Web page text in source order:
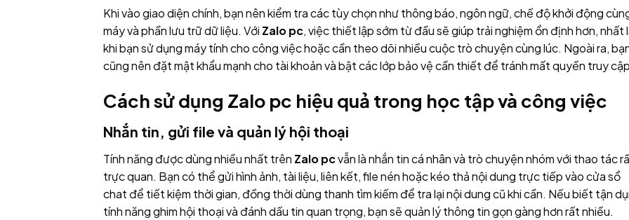
Khi vào giao diện chính, bạn nên kiểm tra các tùy chọn như thông báo, ngôn ngữ, chế độ khởi động
máy và phần lưu trữ dữ liệu. Với Zalo pc, việc thiết lập sớm từ đầu sẽ giúp trải nghiệm ổn định hơn, nhất
khi bạn sử dụng máy tính cho công việc hoặc cần theo dõi nhiều cuộc trò chuyện cùng lúc. Ngoài ra,
cũng nên đặt mật khẩu mạnh cho tài khoản và bật các lớp bảo vệ cần thiết để tránh mất quyền truy
Cách sử dụng Zalo pc hiệu quả trong học tập và công việc
Nhắn tin, gửi file và quản lý hội thoại
Tính năng được dùng nhiều nhất trên Zalo pcvẫn là nhắn tin cá nhân và trò chuyện nhóm với thao tác
trực quan. Bạn có thể gửi hình ảnh, tài liệu, liên kết, file nén hoặc kéo thả nội dung trực tiếp vào cửa sổ
chat để tiết kiệm thời gian, đồng thời dùng thanh tìm kiếm để tra lại nội dung cũ khi cần. Nếu biết tận
tính năng ghim hội thoại và đánh dấu tin quan trọng, bạn sẽ quản lý thông tin gọn gàng hơn rất nhiều.